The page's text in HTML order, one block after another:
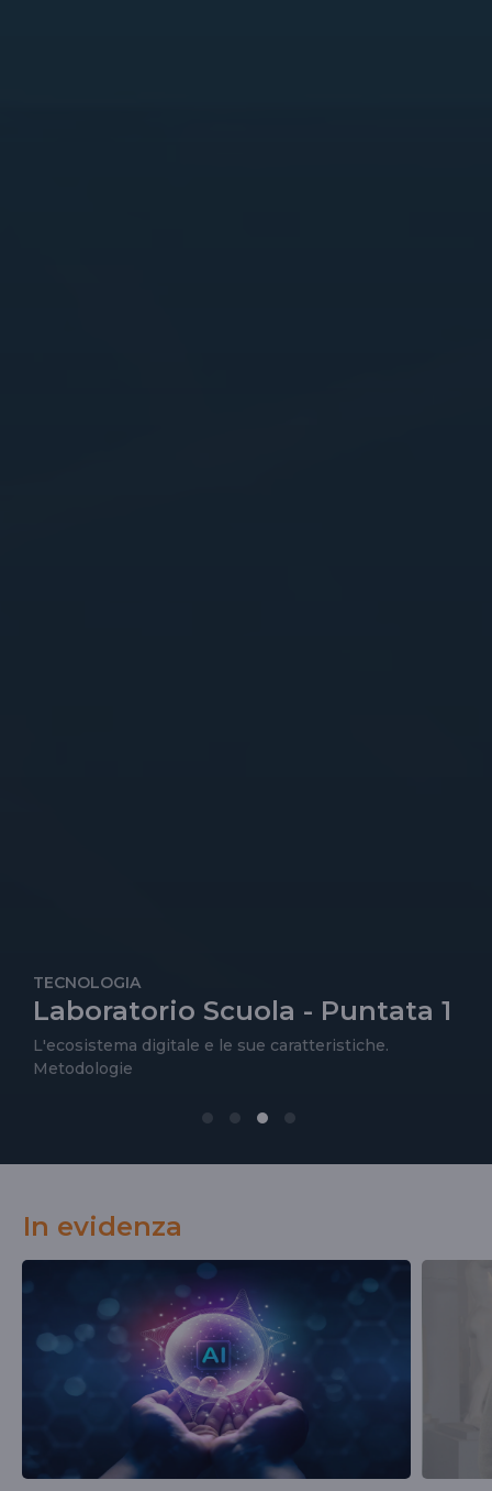
TECNOLOGIA
Laboratorio Scuola - Puntata 1
L'ecosistema digitale e le sue caratteristiche.
Metodologie
In evidenza